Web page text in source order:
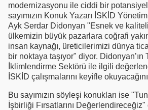
modernizasyonu ile ciddi bir
sayımızın Konuk Yazarı İSKİD
Ayk Serdar Didonyan "Esnek ve
ülkemizin büyük pazarlara coğrafi
insan kaynağı, üreticilerimizi dünya
bir noktaya taşıyor" diyor. Didonyan’ın
İklimlendirme Sektörü ile ilgili
İSKİD çalışmalarını keyifle
Bu sayımızın söyleşi konukları ise
İşbirliği Fırsatlarını Değerlendireceğiz"